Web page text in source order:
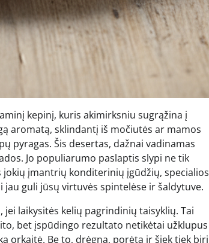
kepinį, kuris akimirksniu sugrąžina į
aromatą, sklindantį iš močiutės ar mamos
pyragas. Šis desertas, dažnai vadinamas
Jo populiarumo paslaptis slypi ne tik
įmantrių konditerinių įgūdžių, specialios
guli jūsų virtuvės spintelėse ir šaldytuve.
laikysitės kelių pagrindinių taisyklių. Tai
bet įspūdingo rezultato netikėtai užklupus
orkaitė. Be to, drėgna, porėta ir šiek tiek biri